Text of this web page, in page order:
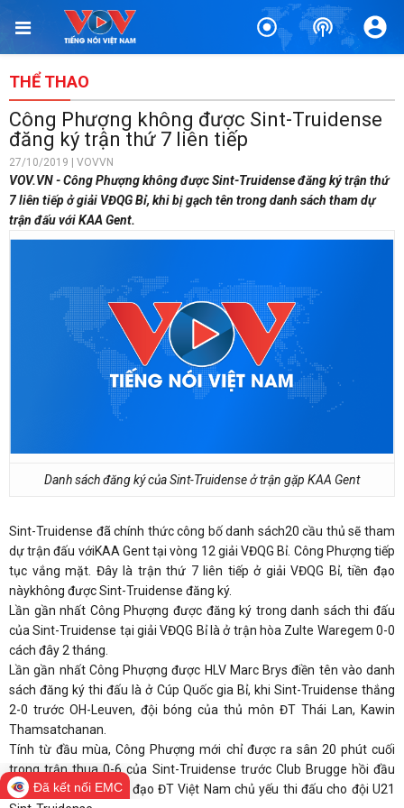
THỂ THAO
Công Phượng không được Sint-Truidense
đăng ký trận thứ 7 liên tiếp
27/10/2019 | VOVVN
VOV.VN - Công Phượng không được Sint-Truidense đăng ký trận thứ
7 liên tiếp ở giải VĐQG Bỉ, khi bị gạch tên trong danh sách tham dự
trận đấu với KAA Gent.
Danh sách đăng ký của Sint-Truidense ở trận gặp KAA Gent
Sint-Truidense đã chính thức công bố danh sách20 cầu thủ sẽ tham
dự trận đấu vớiKAA Gent tại vòng 12 giải VĐQG Bỉ. Công Phượng tiếp
tục vắng mặt. Đây là trận thứ 7 liên tiếp ở giải VĐQG Bỉ, tiền đạo
nàykhông được Sint-Truidense đăng ký.
Lần gần nhất Công Phượng được đăng ký trong danh sách thi đấu
của Sint-Truidense tại giải VĐQG Bỉ là ở trận hòa Zulte Waregem 0-0
cách đây 2 tháng.
Lần gần nhất Công Phượng được HLV Marc Brys điền tên vào danh
sách đăng ký thi đấu là ở Cúp Quốc gia Bỉ, khi Sint-Truidense thắng
2-0 trước OH-Leuven, đội bóng của thủ môn ĐT Thái Lan, Kawin
Thamsatchanan.
Tính từ đầu mùa, Công Phượng mới chỉ được ra sân 20 phút cuối
trong trận thua 0-6 của Sint-Truidense trước Club Brugge hồi đầu
tháng 8. Sau đó, tiền đạo ĐT Việt Nam chủ yếu thi đấu cho đội U21
Đã kết nối EMC